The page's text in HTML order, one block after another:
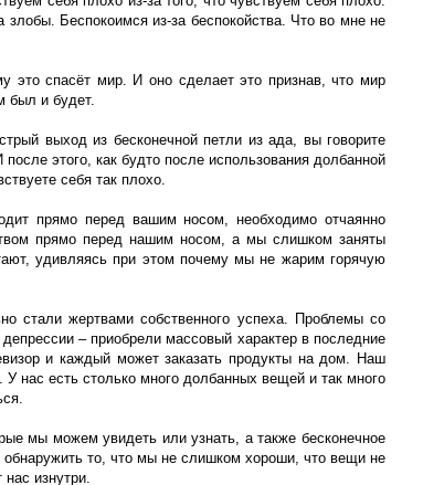
Беспокоимся из-за беспокойства. Что во мне не
это спасёт мир. И оно сделает это признав, что мир
был и будет.
выход из бесконечной петли из ада, вы говорите
после этого, как будто после использования долбанной
себя так плохо.
прямо перед вашим носом, необходимо отчаянно
прямо перед нашим носом, а мы слишком заняты
удивляясь при этом почему мы не жарим горячую
стали жертвами собственного успеха. Проблемы со
– приобрели массовый характер в последние
и каждый может заказать продукты на дом. Наш
нас есть столько много долбанных вещей и так много
мы можем увидеть или узнать, а также бесконечное
то, что мы не слишком хороши, что вещи не
изнутри.